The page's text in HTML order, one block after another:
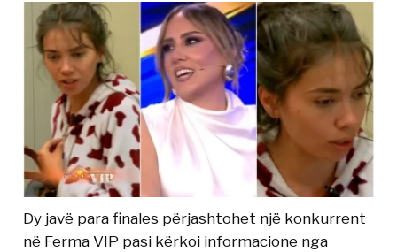
Dy javë para finales përjashtohet një konkurrent
në Ferma VIP pasi kërkoi informacione nga